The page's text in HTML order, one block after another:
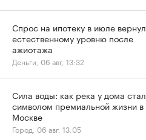
Спрос на ипотеку в июле
естественному уровню после
ажиотажа
Деньги, 06 авг, 13:32
Сила воды: как река у дома
символом премиальной жизни в
Москве
Город, 06 авг, 13:05